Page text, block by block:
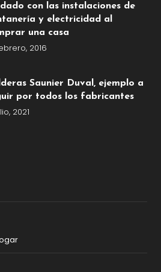
con las instalaciones de
y electricidad al
una casa
2016
Saunier Duval, ejemplo a
por todos los fabricantes
2021